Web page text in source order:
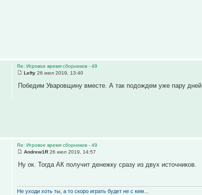
Re: Игровое время сборников - 49
Lefty 26 июл 2019, 13:40
Победим Уваровщину вместе. А так подождем уже пару дней.
Re: Игровое время сборников - 49
Andrew1R 26 июл 2019, 14:57
Ну ок. Тогда АК получит денежку сразу из двух источников.
Не уходи хоть ты, а то скоро играть будет не с кем...